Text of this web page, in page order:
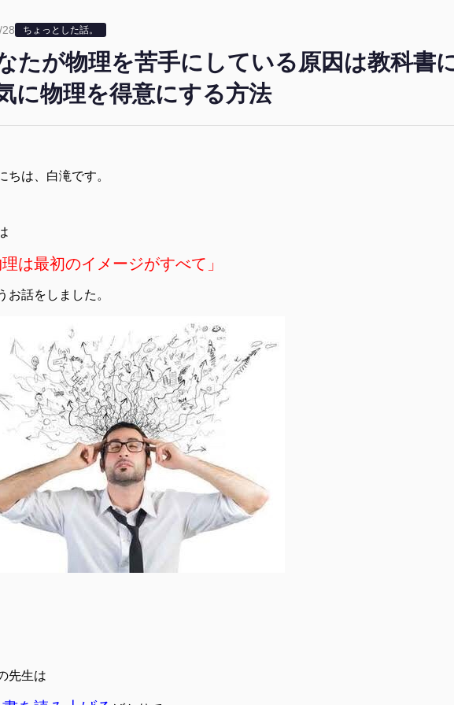
28 ちょっとした話。
たが物理を苦手にしている原因は教科書
に物理を得意にする方法
ちは、白滝です。
理は最初のイメージがすべて」
お話をしました。
先生は